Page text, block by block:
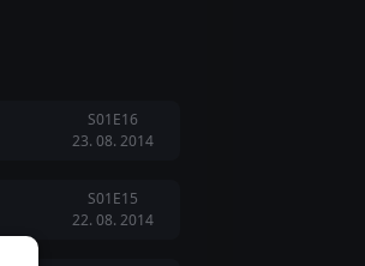
S01E16
23. 08. 2014
S01E15
22. 08. 2014